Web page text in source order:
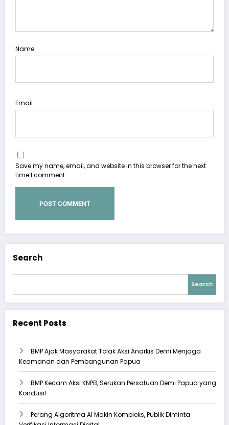
Name
Email
Save my name, email, and website in this browser for the next
time I comment.
Search
Search
Recent Posts
BMP Ajak Masyarakat Tolak Aksi Anarkis Demi Menjaga
Keamanan dan Pembangunan Papua
BMP Kecam Aksi KNPB, Serukan Persatuan Demi Papua yang
Kondusif
Perang Algoritma AI Makin Kompleks, Publik Diminta